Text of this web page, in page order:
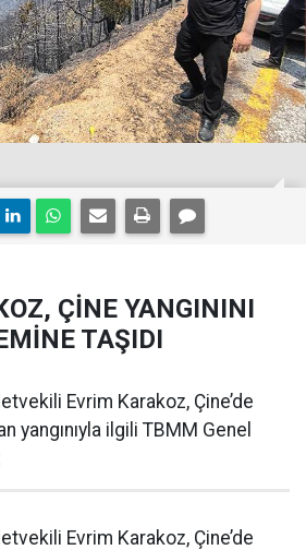
ÇİNE YANGININI
TAŞIDI
Evrim Karakoz, Çine’de
yangınıyla ilgili TBMM Genel
Evrim Karakoz, Çine’de